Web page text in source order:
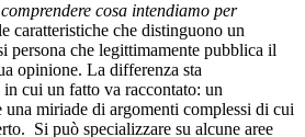
cosa intendiamo per
caratteristiche che distinguono un
persona che legittimamente pubblica il
opinione. La differenza sta
cui un fatto va raccontato: un
una miriade di argomenti complessi di cui
Si può specializzare su alcune aree